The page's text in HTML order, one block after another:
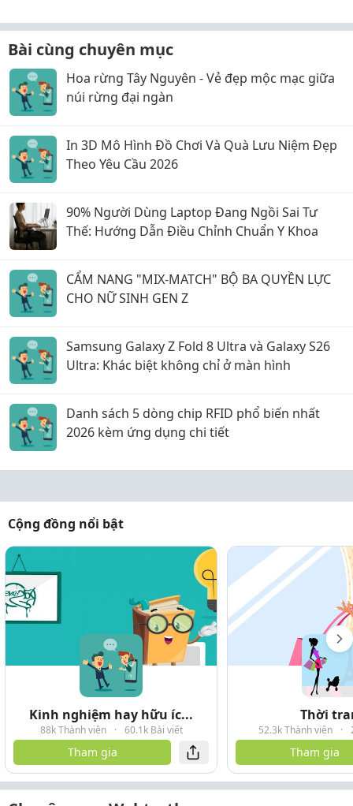
Bài cùng chuyên mục
Hoa rừng Tây Nguyên - Vẻ đẹp mộc mạc giữa
núi rừng đại ngàn
In 3D Mô Hình Đồ Chơi Và Quà Lưu Niệm Đẹp
Theo Yêu Cầu 2026
90% Người Dùng Laptop Đang Ngồi Sai Tư
Thế: Hướng Dẫn Điều Chỉnh Chuẩn Y Khoa
CẨM NANG "MIX-MATCH" BỘ BA QUYỀN LỰC
CHO NỮ SINH GEN Z
Samsung Galaxy Z Fold 8 Ultra và Galaxy S26
Ultra: Khác biệt không chỉ ở màn hình
Danh sách 5 dòng chip RFID phổ biến nhất
2026 kèm ứng dụng chi tiết
Cộng đồng nổi bật
Kinh nghiệm hay hữu íc...
88k Thành viên · 60.1k Bài viết
Tham gia
Thời
52.3k Thành viên ·
Tham gia